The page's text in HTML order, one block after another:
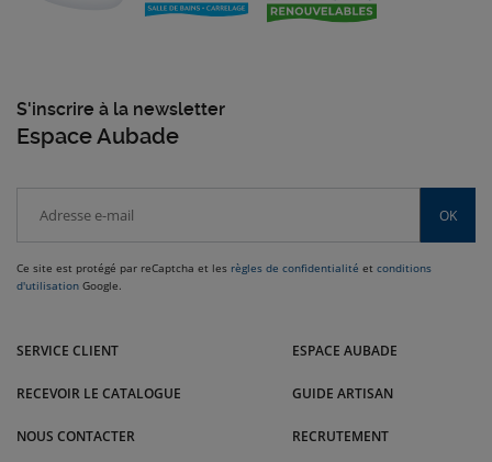
S'inscrire à la newsletter
Espace Aubade
OK
Ce site est protégé par reCaptcha et les règles de confidentialité et conditions
d'utilisation Google.
Strasbourg, Brumath, Sélestat, Molsheim et bien d'autres villes.
SERVICE CLIENT
RECEVOIR LE CATALOGUE
NOUS CONTACTER
ESPACE AUBADE
GUIDE ARTISAN
RECRUTEMENT